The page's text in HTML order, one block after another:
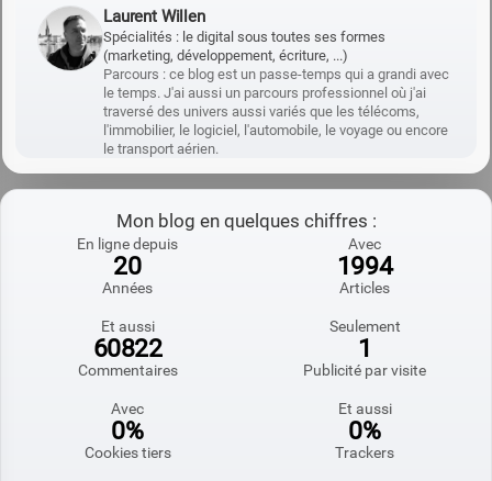
Laurent Willen
Spécialités : le digital sous toutes ses formes
(marketing, développement, écriture, ...)
Parcours : ce blog est un passe-temps qui a grandi avec
le temps. J'ai aussi un parcours professionnel où j'ai
traversé des univers aussi variés que les télécoms,
l'immobilier, le logiciel, l'automobile, le voyage ou encore
le transport aérien.
Mon blog en quelques chiffres :
En ligne depuis
20
Années
Avec
1994
Articles
Et aussi
60822
Commentaires
Seulement
1
Publicité par visite
Avec
0%
Cookies tiers
Et aussi
0%
Trackers